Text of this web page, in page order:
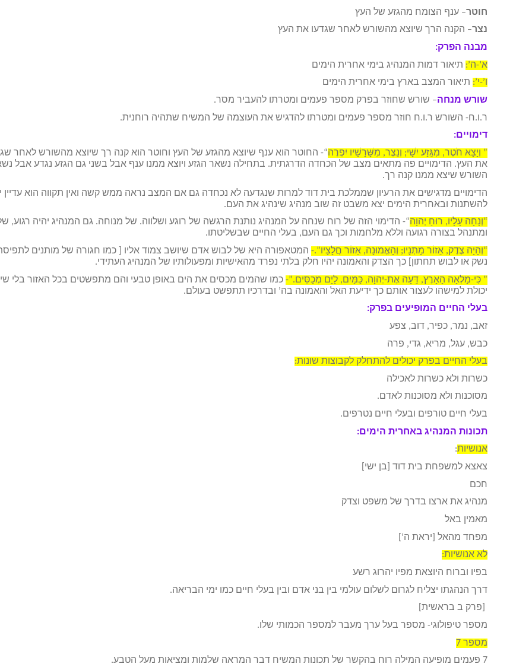
חוטר– ענף הצומח מהגזע של העץ
נצר– הקנה הרך שיוצא מהשורש לאחר שגדעו את העץ
מבנה הפרק:
א’-ה’: תיאור דמות המנהיג בימי אחרית הימים
ו’-י’: תיאור המצב בארץ בימי אחרית הימים
שורש מנחה– שורש שחוזר בפרק מספר פעמים ומטרתו להעביר מסר.
ר.ו.ח- השורש ר.ו.ח חוזר מספר פעמים ומטרתו להדגיש את העוצמה של המשיח שתהיה רוחנית.
דימויים:
” וְיָצָא חֹטֶר, מִגֵּזַע יִשָׁי; וְנֵצֶר, מִשָּׁרָשָׁיו יִפְרֶה“- החוטר הוא ענף שיוצא מהגזע של העץ וחוטר הוא קנה רך שיוצא מהשורש לאחר
את העץ. הדימויים פה מתאים מצב של הכחדה הדרגתית. בתחילה נשאר הגזע ויוצא ממנו ענף אבל בשני גם הגזע נגדע אבל
השורש שיצא ממנו קנה רך.
הדימויים מדגישים את הרעיון שממלכת בית דוד למרות שנגדעה לא נכחדה גם אם המצב נראה ממש קשה ואין תקווה הוא עדיין
להשתנות ובאחרית הימים יצא משבט זה שוב מנהיג שינהיג את העם.
“וְנָחָה עָלָיו, רוּחַ יְהוָה“- הדימוי הזה של רוח שנחה על המנהיג נותנת הרגשה של רוגע ושלווה. של מנוחה. גם המנהיג יהיה רגוע,
ומתנהל בצורה רגועה וללא מלחמות וכך גם העם, בעלי החיים שבשליטתו.
“וְהָיָה צֶדֶק, אֵזוֹר מָתְנָיו; וְהָאֱמוּנָה, אֵזוֹר חֲלָצָיו”.- המטאפורה היא של לבוש אדם שיושב צמוד אליו [ כמו חגורה של מותנים
נשק או לבוש תחתון] כך הצדק והאמונה יהיו חלק בלתי נפרד מהאישיות ומפעולותיו של המנהיג העתידי.
” כִּי-מָלְאָה הָאָרֶץ, דֵּעָה אֶת-יְהוָה, כַּמַּיִם, לַיָּם מְכַסִּים.”- כמו שהמים מכסים את הים באופן טבעי והם מתפשטים בכל האזור בלי
יכולת למישהו לעצור אותם כך ידיעת האל והאמונה בה’ ובדרכיו תתפשט בעולם.
בעלי החיים המופיעים בפרק:
זאב, נמר, כפיר, דוב, צפע
כבש, עגל, מריא, גדי, פרה
בעלי החיים בפרק יכולים להתחלק לקבוצות שונות:
כשרות ולא כשרות לאכילה
מסוכנות ולא מסוכנות לאדם.
בעלי חיים טורפים ובעלי חיים נטרפים.
תכונות המנהיג באחרית הימים:
אנושיות:
צאצא למשפחת בית דוד [בן ישי]
חכם
מנהיג את ארצו בדרך של משפט וצדק
מאמין באל
מפחד מהאל [יראת ה’]
לא אנושיות:
בפיו וברוח היוצאת מפיו יהרוג רשע
דרך הנהגתו יצליח לגרום לשלום עולמי בין בני אדם ובין בעלי חיים כמו ימי הבריאה.
[פרק ב בראשית]
מספר טיפולוגי- מספר בעל ערך מעבר למספר הכמותי שלו.
מספר 7
7 פעמים מופיעה המילה רוח בהקשר של תכונות המשיח דבר המראה שלמות ומציאות מעל הטבע.